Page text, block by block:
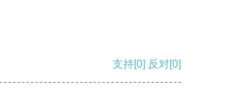
支持[0] 反对[0]